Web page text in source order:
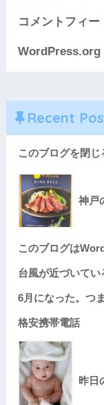
コメントフィー
WordPress.org
Recent
このブログを閉じ
神戸
このブログは
台風が近づいてい
6月になった。つ
格安携帯電話
昨日